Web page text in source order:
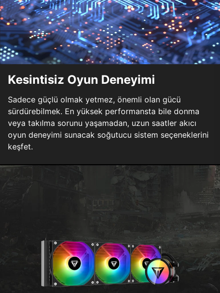
Kesintisiz Oyun Deneyimi
Sadece güçlü olmak yetmez, önemli olan gücü
sürdürebilmek. En yüksek performansta bile donma
veya takılma sorunu yaşamadan, uzun saatler akıcı
oyun deneyimi sunacak soğutucu sistem seçeneklerini
keşfet.